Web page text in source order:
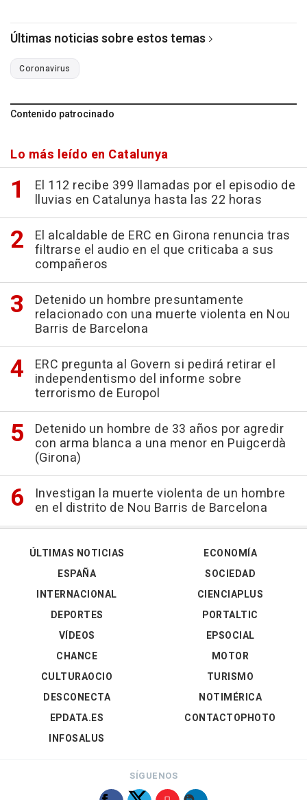
Últimas noticias sobre estos temas
Coronavirus
Contenido patrocinado
Lo más leído en Catalunya
El 112 recibe 399 llamadas por el episodio de
lluvias en Catalunya hasta las 22 horas
El alcaldable de ERC en Girona renuncia tras
filtrarse el audio en el que criticaba a sus
compañeros
Detenido un hombre presuntamente
relacionado con una muerte violenta en Nou
Barris de Barcelona
ERC pregunta al Govern si pedirá retirar el
independentismo del informe sobre
terrorismo de Europol
Detenido un hombre de 33 años por agredir
con arma blanca a una menor en Puigcerdà
(Girona)
Investigan la muerte violenta de un hombre
en el distrito de Nou Barris de Barcelona
ÚLTIMAS NOTICIAS
ESPAÑA
INTERNACIONAL
DEPORTES
VÍDEOS
ECONOMÍA
SOCIEDAD
CIENCIAPLUS
PORTALTIC
EPSOCIAL
CHANCE
CULTURAOCIO
DESCONECTA
EPDATA.ES
INFOSALUS
MOTOR
TURISMO
NOTIMÉRICA
CONTACTOPHOTO
SÍGUENOS